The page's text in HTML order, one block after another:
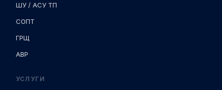
ШУ / АСУ ТП
СОПТ
ГРЩ
АВР
УСЛУГИ